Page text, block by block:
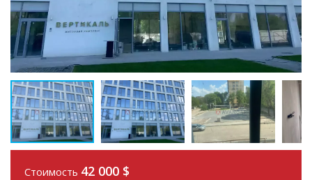
Стоимость 42 000 $